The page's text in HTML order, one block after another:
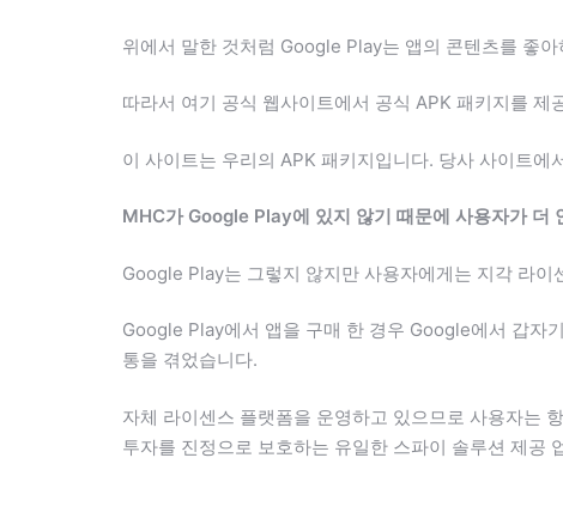
위에서 말한 것처럼 Google Play는 앱의 콘텐츠를 좋
따라서 여기 공식 웹사이트에서 공식 APK 패키지를
이 사이트는 우리의 APK 패키지입니다. 당사 사이트
MHC가 Google Play에 있지 않기 때문에 사용자가 더
Google Play는 그렇지 않지만 사용자에게는 지각 라이
Google Play에서 앱을 구매 한 경우 Google에서 갑자
통을 겪었습니다.
자체 라이센스 플랫폼을 운영하고 있으므로 사용자는
투자를 진정으로 보호하는 유일한 스파이 솔루션 제공